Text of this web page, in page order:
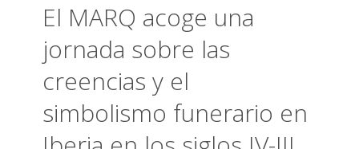
El MARQ acoge una
jornada sobre las
creencias y el
simbolismo funerario en